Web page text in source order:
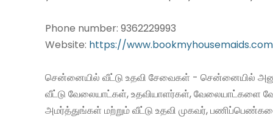
Phone number: 9362229993
Website: https://
சென்னையில் வீட்டு உதவி சேவைகள் - சென்னையில்
வீட்டு வேலையாட்கள், உதவியாளர்கள், வேலையாட்களை
அமர்த்துங்கள் மற்றும் வீட்டு உதவி முகவர்,